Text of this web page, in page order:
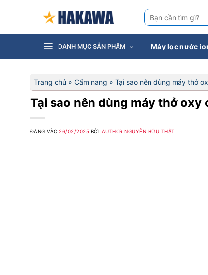
dung
Tìm
kiếm:
DANH MỤC SẢN PHẨM Máy lọc nước
Trang chủ » Cẩm nang » Tại sao nên dùng máy thở
Tại sao nên dùng máy thở oxy
ĐĂNG VÀO26/02/2025 BỞI AUTHOR NGUYỄN HỮU THẬT